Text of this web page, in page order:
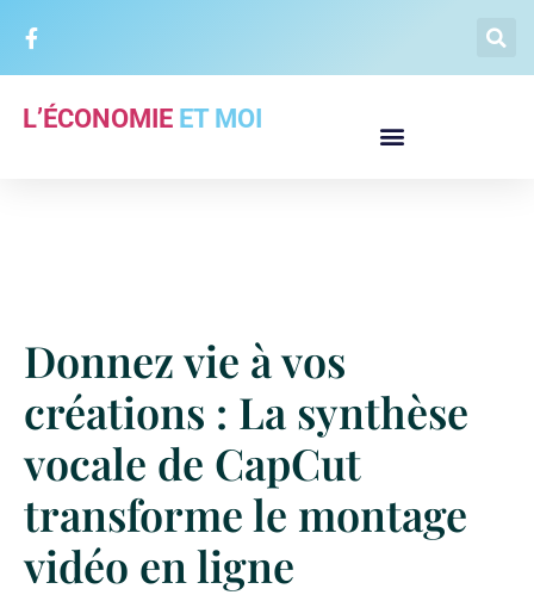
L’ÉCONOMIE ET MOI
Donnez vie à vos
créations : La synthèse
vocale de CapCut
transforme le montage
vidéo en ligne